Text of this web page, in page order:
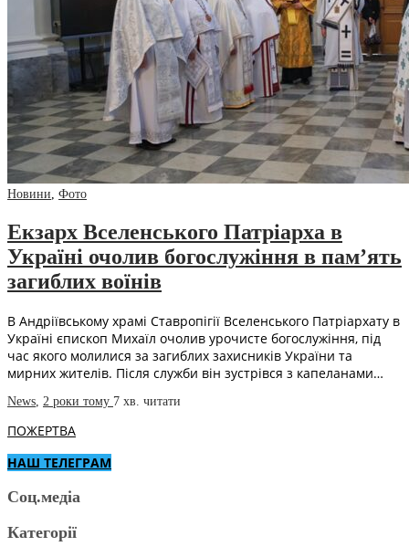
Новини Фото
Екзарх Вселенського Патріарха в
Україні очолив богослужіння в пам’ять
загиблих воїнів
В Андріївському храмі Ставропігії Вселенського Патріархату в
Україні єпископ Михаїл очолив урочисте богослужіння, під
час якого молилися за загиблих захисників України та
мирних жителів. Після служби він зустрівся з капеланами…
News 2 роки тому 7 хв. читати
ПОЖЕРТВА
НАШ ТЕЛЕГРАМ
Соц.медіа
Категорії